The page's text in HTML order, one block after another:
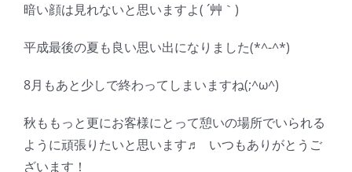
暗い顔は見れないと思いますよ( ´艸｀)
平成最後の夏も良い思い出になりました(*^-^*)
8月もあと少しで終わってしまいますね(;^ω^)
秋ももっと更にお客様にとって憩いの場所でいられる
ように頑張りたいと思います♬ いつもありがとうご
ざいます！